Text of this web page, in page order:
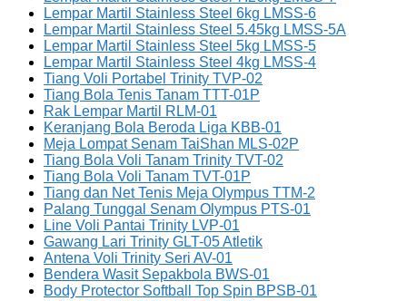
Lempar Martil Stainless Steel 6kg LMSS-6
Lempar Martil Stainless Steel 5.45kg LMSS-5A
Lempar Martil Stainless Steel 5kg LMSS-5
Lempar Martil Stainless Steel 4kg LMSS-4
Tiang Voli Portabel Trinity TVP-02
Tiang Bola Tenis Tanam TTT-01P
Rak Lempar Martil RLM-01
Keranjang Bola Beroda Liga KBB-01
Meja Lompat Senam TaiShan MLS-02P
Tiang Bola Voli Tanam Trinity TVT-02
Tiang Bola Voli Tanam TVT-01P
Tiang dan Net Tenis Meja Olympus TTM-2
Palang Tunggal Senam Olympus PTS-01
Line Voli Pantai Trinity LVP-01
Gawang Lari Trinity GLT-05 Atletik
Antena Voli Trinity Seri AV-01
Bendera Wasit Sepakbola BWS-01
Body Protector Softball Top Spin BPSB-01